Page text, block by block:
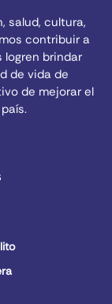
salud, cultura,
contribuir a
logren brindar
de vida de
de mejorar el